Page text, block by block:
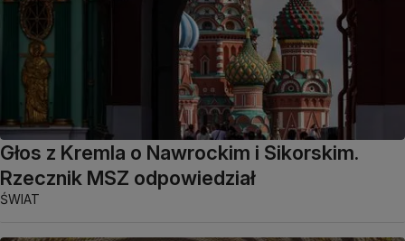
Głos z Kremla o Nawrockim i Sikorskim.
Rzecznik MSZ odpowiedział
ŚWIAT